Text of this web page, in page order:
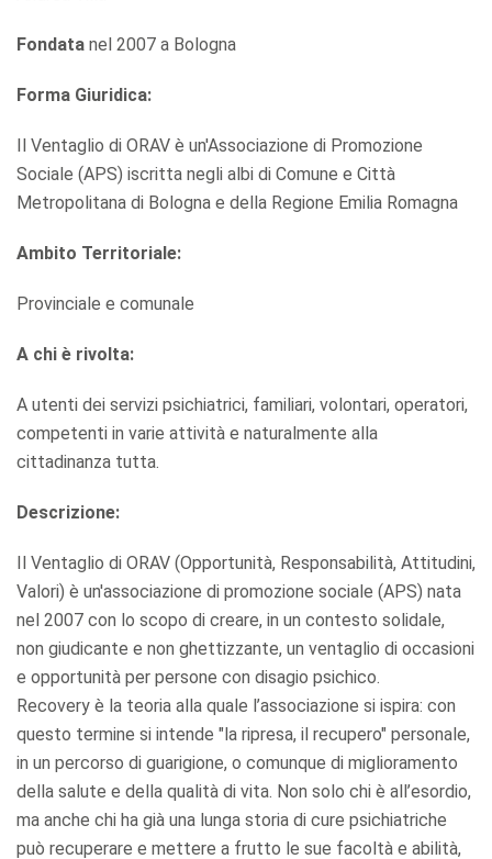
Fondata nel 2007 a Bologna
Forma Giuridica:
Il Ventaglio di ORAV è un'Associazione di Promozione
Sociale (APS) iscritta negli albi di Comune e Città
Metropolitana di Bologna e della Regione Emilia Romagna
Ambito Territoriale:
Provinciale e comunale
A chi è rivolta:
A utenti dei servizi psichiatrici, familiari, volontari, operatori,
competenti in varie attività e naturalmente alla
cittadinanza tutta.
Descrizione:
Il Ventaglio di ORAV (Opportunità, Responsabilità, Attitudini,
Valori) è un'associazione di promozione sociale (APS) nata
nel 2007 con lo scopo di creare, in un contesto solidale,
non giudicante e non ghettizzante, un ventaglio di occasioni
e opportunità per persone con disagio psichico.
Recovery è la teoria alla quale l’associazione si ispira: con
questo termine si intende "la ripresa, il recupero" personale,
in un percorso di guarigione, o comunque di miglioramento
della salute e della qualità di vita. Non solo chi è all’esordio,
ma anche chi ha già una lunga storia di cure psichiatriche
può recuperare e mettere a frutto le sue facoltà e abilità,